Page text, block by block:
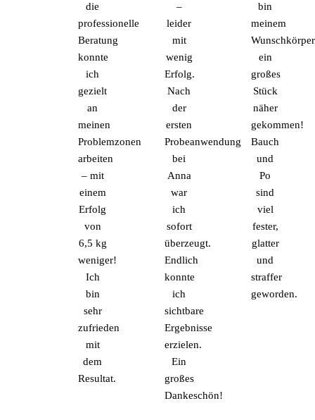
die
professionelle
Beratung
konnte
ich
gezielt
an
meinen
Problemzonen
arbeiten
– mit
einem
Erfolg
von
6,5 kg
weniger!
Ich
bin
sehr
zufrieden
mit
dem
Resultat.
–
leider
mit
wenig
Erfolg.
Nach
der
ersten
Probeanwendung
bei
Anna
war
ich
sofort
überzeugt.
Endlich
konnte
ich
sichtbare
Ergebnisse
erzielen.
Ein
großes
Dankeschön!
bin
meinem
Wunschkörper
ein
großes
Stück
näher
gekommen!
Bauch
und
Po
sind
viel
fester,
glatter
und
straffer
geworden.